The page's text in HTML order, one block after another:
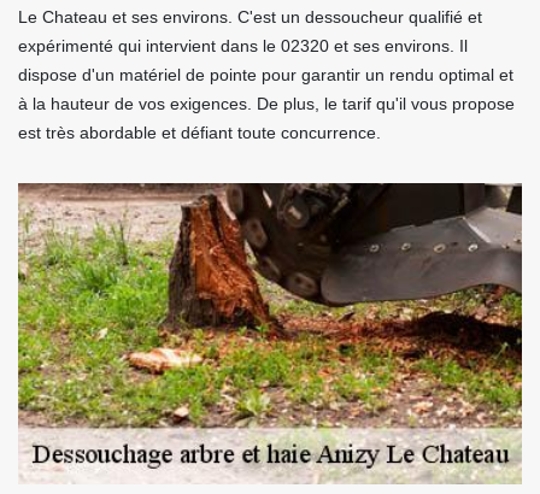
Le Chateau et ses environs. C'est un dessoucheur qualifié et
expérimenté qui intervient dans le 02320 et ses environs. Il
dispose d'un matériel de pointe pour garantir un rendu optimal et
à la hauteur de vos exigences. De plus, le tarif qu'il vous propose
est très abordable et défiant toute concurrence.